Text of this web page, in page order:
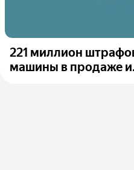
221 миллион
машины в продаже